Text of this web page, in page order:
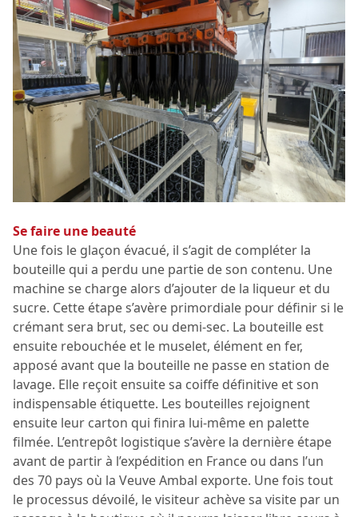
Se faire une beauté
Une fois le glaçon évacué, il s’agit de compléter la
bouteille qui a perdu une partie de son contenu. Une
machine se charge alors d’ajouter de la liqueur et du
sucre. Cette étape s’avère primordiale pour définir si le
crémant sera brut, sec ou demi-sec. La bouteille est
ensuite rebouchée et le muselet, élément en fer,
apposé avant que la bouteille ne passe en station de
lavage. Elle reçoit ensuite sa coiffe définitive et son
indispensable étiquette. Les bouteilles rejoignent
ensuite leur carton qui finira lui-même en palette
filmée. L’entrepôt logistique s’avère la dernière étape
avant de partir à l’expédition en France ou dans l’un
des 70 pays où la Veuve Ambal exporte. Une fois tout
le processus dévoilé, le visiteur achève sa visite par un